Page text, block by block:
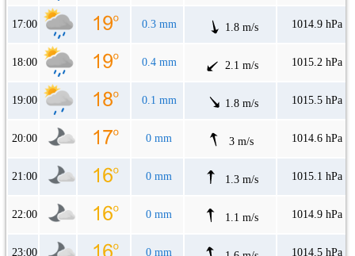
17:00 0.3 mm 1.8 m/s 1014.9 hPa
18:00 0.4 mm 2.1 m/s 1015.2 hPa
19:00 0.1 mm 1.8 m/s 1015.5 hPa
20:00 0 mm 3 m/s 1014.6 hPa
21:00 0 mm 1.3 m/s 1015.1 hPa
22:00 0 mm 1.1 m/s 1014.9 hPa
23:00 0 mm 1014.5 hPa